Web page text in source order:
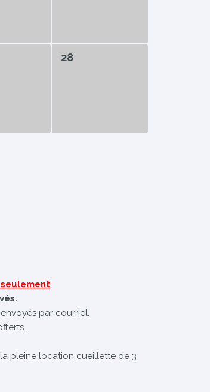
28
!
par courriel.
pleine location cueillette de 3